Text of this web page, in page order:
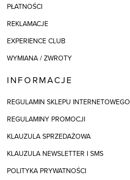
PŁATNOŚCI
REKLAMACJE
EXPERIENCE CLUB
WYMIANA / ZWROTY
INFORMACJE
REGULAMIN SKLEPU INTERNETOWEGO
REGULAMINY PROMOCJI
KLAUZULA SPRZEDAŻOWA
KLAUZULA NEWSLETTER I SMS
POLITYKA PRYWATNOŚCI